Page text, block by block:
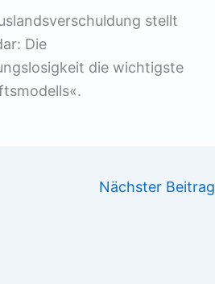
stellt
Die
die wichtigste
Nächster Beitrag